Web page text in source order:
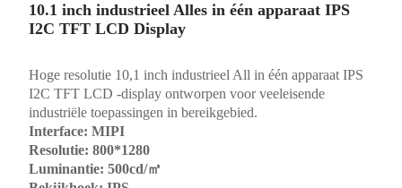
10.1 inch industrieel Alles in één apparaat IPS
I2C TFT LCD Display
Hoge resolutie 10,1 inch industrieel All in één apparaat IPS
I2C TFT LCD -display ontworpen voor veeleisende
industriële toepassingen in bereikgebied.
Interface: MIPI
Resolutie: 800*1280
Luminantie: 500cd/㎡